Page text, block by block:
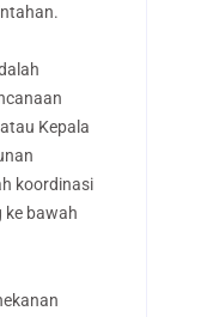
Kepala
koordinasi
ke bawah